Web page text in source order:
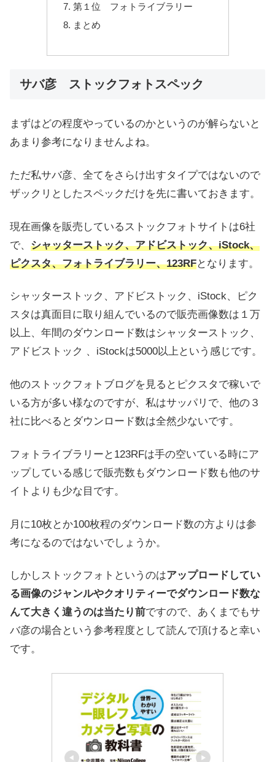
第１位 フォトライブラリー
まとめ
サバ彦 ストックフォトスペック
まずはどの程度やっているのかというのが解らないと
あまり参考になりませんよね。
ただ私サバ彦、全てをさらけ出すタイプではないので
ザックリとしたスペックだけを先に書いておきます。
現在画像を販売しているストックフォトサイトは6社
で、 シャッターストック、アドビストック、iStock、
ピクスタ、フォトライブラリー、123RFとなります。
シャッターストック、アドビストック、iStock、ピク
スタは真面目に取り組んでいるので販売画像数は１万
以上、年間のダウンロード数はシャッターストック、
アドビストック 、iStockは5000以上という感じです。
他のストックフォトブログを見るとピクスタで稼いで
いる方が多い様なのですが、私はサッパリで、他の３
社に比べるとダウンロード数は全然少ないです。
フォトライブラリーと123RFは手の空いている時にア
ップしている感じで販売数もダウンロード数も他のサ
イトよりも少な目です。
月に10枚とか100枚程のダウンロード数の方よりは参
考になるのではないでしょうか。
しかしストックフォトというのはアップロードしてい
る画像のジャンルやクオリティーでダウンロード数な
んて大きく違うのは当たり前ですので、あくまでもサ
バ彦の場合という参考程度として読んで頂けると幸い
です。